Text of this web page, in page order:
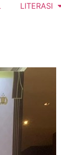
LITERASI